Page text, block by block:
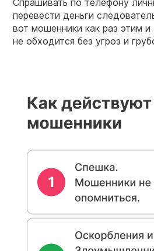
Спрашивать по телефону
перевести деньги
вот мошенники как раз этим
не обходится без угроз и